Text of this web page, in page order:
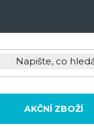
AKČNÍ ZBOŽÍ